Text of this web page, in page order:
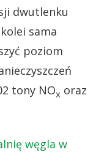
dwutlenku
sama
poziom
tony NOx oraz
węgla w